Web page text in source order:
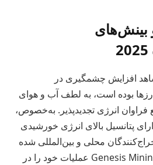
بینش‌های
افزایش چشمگیری در
بوده است، به لطف آب و هوای
فراوان انرژی تجدیدپذیر. به‌خصوص،
پتانسیل بالای انرژی خورشیدی
محلی و بین‌المللی شده
است. شرکت‌هایی مانند Genesis Mining عملیات خود را در